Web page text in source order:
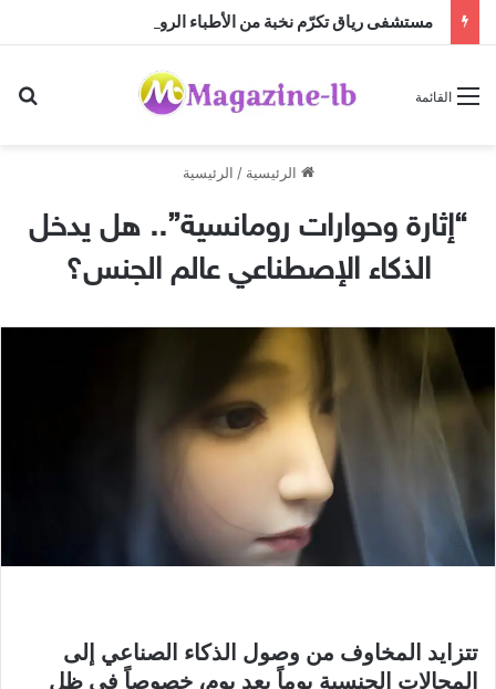
مستشفى رياق تكرّم نخبة من الأطباء الرواد
القائمة
الرئيسية / الرئيسية
“إثارة وحوارات رومانسية”.. هل يدخل
الذكاء الإصطناعي عالم الجنس؟
تتزايد المخاوف من وصول الذكاء الصناعي إلى
المجالات الجنسية يوماً بعد يوم، خصوصاً في ظل